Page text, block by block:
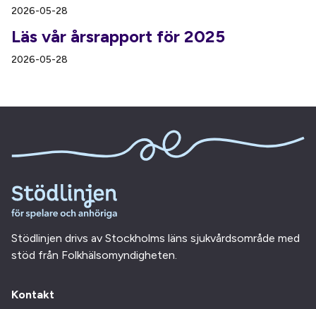
2026-05-28
Läs vår årsrapport för 2025
2026-05-28
Stödlinjen drivs av Stockholms läns sjukvårdsområde med
stöd från Folkhälsomyndigheten.
Kontakt